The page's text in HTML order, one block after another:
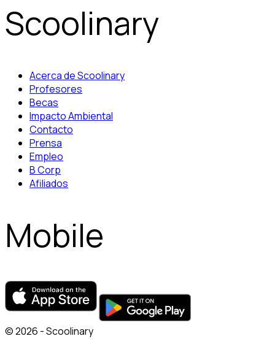
Scoolinary
Acerca de Scoolinary
Profesores
Becas
Impacto Ambiental
Contacto
Prensa
Empleo
B Corp
Afiliados
Mobile
© 2026 - Scoolinary